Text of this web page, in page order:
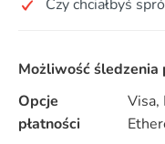
Czy chciałbyś
Możliwość śledzenia
Opcje
płatności
Visa,